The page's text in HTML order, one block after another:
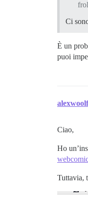
Ci
È un
puoi
Ciao,
Ho
Tuttavia,